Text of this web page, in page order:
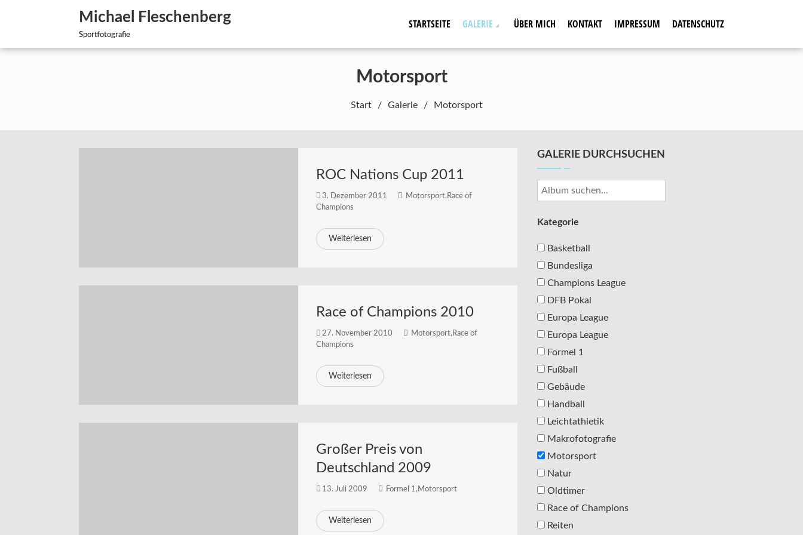
Michael Fleschenberg
Sportfotografie
STARTSEITE GALERIE ÜBER MICH KONTAKT IMPRESSUM DATENSCHUTZ
Motorsport
Start Galerie Motorsport
ROC Nations Cup 2011
3. Dezember 2011 Motorsport,Race of
Champions
Weiterlesen
Race of Champions 2010
27. November 2010 Motorsport,Race of
Champions
Weiterlesen
Großer Preis von
Deutschland 2009
13. Juli 2009 Formel 1,Motorsport
Weiterlesen
GALERIE DURCHSUCHEN
Kategorie
Basketball
Bundesliga
Champions League
DFB Pokal
Europa League
Europa League
Formel 1
Fußball
Gebäude
Handball
Leichtathletik
Makrofotografie
Motorsport
Natur
Oldtimer
Race of Champions
Reiten